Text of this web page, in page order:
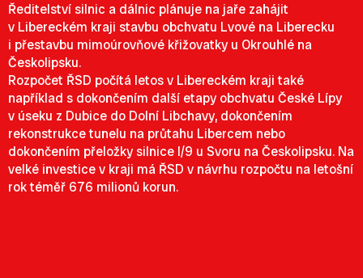
Ředitelství silnic a dálnic plánuje na jaře zahájit
v Libereckém kraji stavbu obchvatu Lvové na Liberecku
i přestavbu mimoúrovňové křižovatky u Okrouhlé na
Českolipsku.
Rozpočet ŘSD počítá letos v Libereckém kraji také
například s dokončením další etapy obchvatu České Lípy
v úseku z Dubice do Dolní Libchavy, dokončením
rekonstrukce tunelu na průtahu Libercem nebo
dokončením přeložky silnice I/9 u Svoru na Českolipsku. Na
velké investice v kraji má ŘSD v návrhu rozpočtu na letošní
rok téměř 676 milionů korun.